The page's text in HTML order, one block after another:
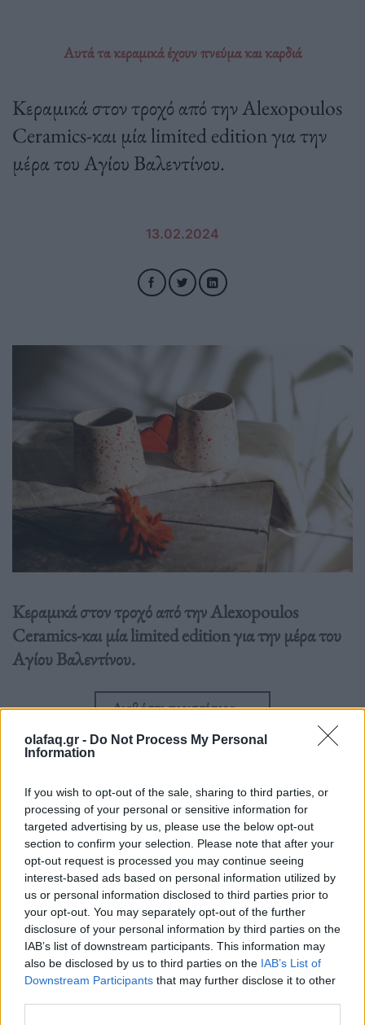
olafaq.gr - Do Not Process My Personal
Information
If you wish to opt-out of the sale, sharing to third parties, or
processing of your personal or sensitive information for
targeted advertising by us, please use the below opt-out
section to confirm your selection. Please note that after your
opt-out request is processed you may continue seeing
interest-based ads based on personal information utilized by
us or personal information disclosed to third parties prior to
your opt-out. You may separately opt-out of the further
disclosure of your personal information by third parties on the
IAB’s list of downstream participants. This information may
also be disclosed by us to third parties on the IAB’s List of
Downstream Participants that may further disclose it to other
Αυτά τα κεραμικά έχουν πνεύμα και καρδιά
Κεραμικά στον τροχό από την Alexopoulos
Ceramics-και μία limited edition για την
μέρα του Αγίου Βαλεντίνου.
13.02.2024
Κεραμικά στον τροχό από την Alexopoulos
Ceramics-και μία limited edition για την μέρα του
Αγίου Βαλεντίνου.
Διαβάστε περισσότερα→
Δημοσιεύθηκε σεΣπίτι|TaggedAlexopoulos Ceramics,Kirinuki
κεραμικά
Δείτε επίσης